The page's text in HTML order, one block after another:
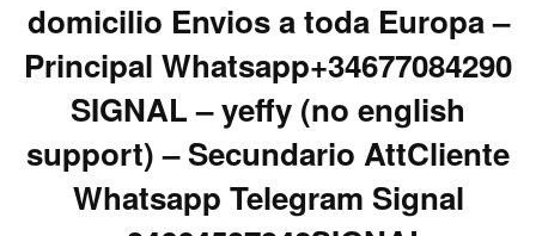
domicilio Envios a toda Europa –
Principal Whatsapp+34677084290
SIGNAL – yeffy (no english
support) – Secundario AttCliente
Whatsapp Telegram Signal